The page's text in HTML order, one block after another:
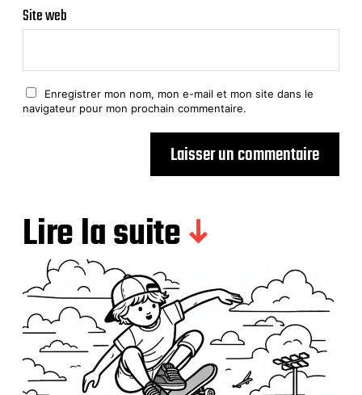
Site web
Enregistrer mon nom, mon e-mail et mon site dans le
navigateur pour mon prochain commentaire.
Lire la suite